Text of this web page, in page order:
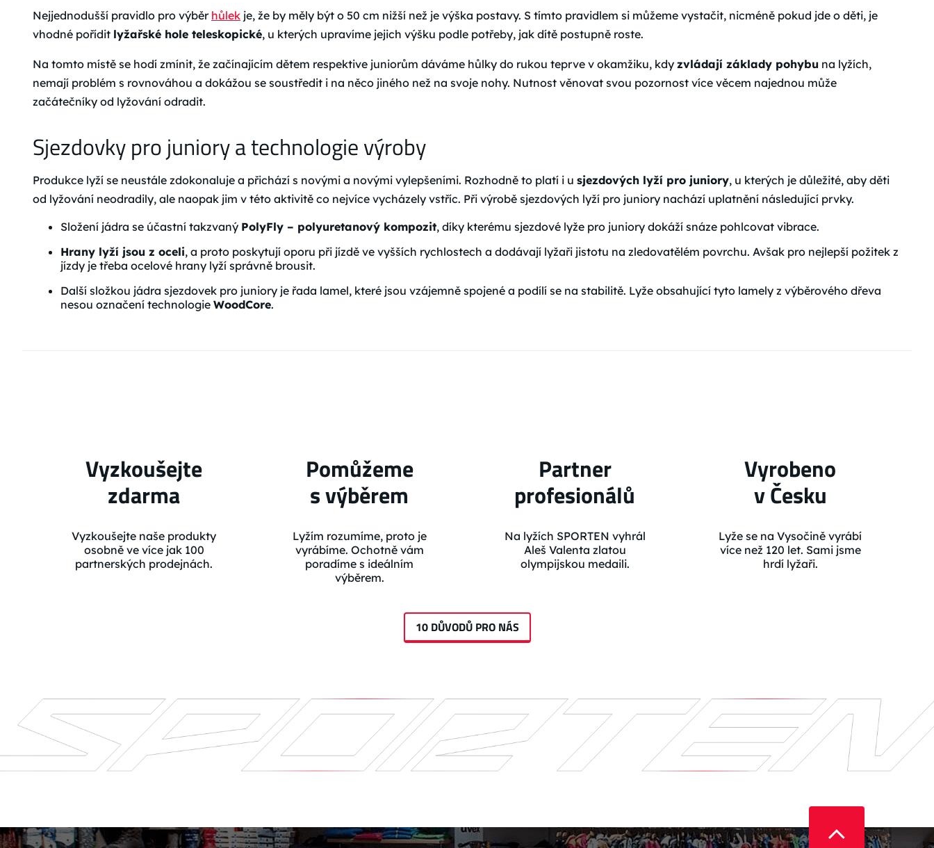
Nejjednodušší pravidlo pro výběr hůlek je, že by měly být o 50 cm nižší než je výška postavy. S tímto pravidlem si můžeme vystačit, nicméně pokud jde o děti, je
vhodné pořídit lyžařské hole teleskopické, u kterých upravíme jejich výšku podle potřeby, jak dítě postupně roste.
Na tomto místě se hodí zmínit, že začínajícím dětem respektive juniorům dáváme hůlky do rukou teprve v okamžiku, kdy zvládají základy pohybu na lyžích,
nemají problém s rovnováhou a dokážou se soustředit i na něco jiného než na svoje nohy. Nutnost věnovat svou pozornost více věcem najednou může
začátečníky od lyžování odradit.
Sjezdovky pro juniory a technologie výroby
Produkce lyží se neustále zdokonaluje a přichází s novými a novými vylepšeními. Rozhodně to platí i u sjezdových lyží pro juniory, u kterých je důležité, aby děti
od lyžování neodradily, ale naopak jim v této aktivitě co nejvíce vycházely vstříc. Při výrobě sjezdových lyží pro juniory nachází uplatnění následující prvky.
Složení jádra se účastní takzvaný PolyFly – polyuretanový kompozit, díky kterému sjezdové lyže pro juniory dokáží snáze pohlcovat vibrace.
Hrany lyží jsou z oceli, a proto poskytují oporu při jízdě ve vyšších rychlostech a dodávají lyžaři jistotu na zledovatělém povrchu. Avšak pro nejlepší požitek z
jízdy je třeba ocelové hrany lyží správně brousit.
Další složkou jádra sjezdovek pro juniory je řada lamel, které jsou vzájemně spojené a podílí se na stabilitě. Lyže obsahující tyto lamely z výběrového dřeva
nesou označení technologie WoodCore.
Vyzkoušejte
zdarma
Vyzkoušejte naše produkty
osobně ve více jak 100
partnerských prodejnách.
Pomůžeme
s výběrem
Lyžím rozumíme, proto je
vyrábíme. Ochotně vám
poradíme s ideálním
výběrem.
Partner
profesionálů
Na lyžích SPORTEN vyhrál
Aleš Valenta zlatou
olympijskou medaili.
Vyrobeno
v Česku
Lyže se na Vysočině vyrábí
více než 120 let. Sami jsme
hrdí lyžaři.
10 DŮVODŮ PRO NÁS